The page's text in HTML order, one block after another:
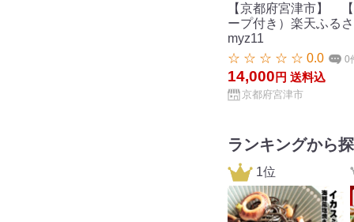
【京都府宮津市】
ープ付き）楽天ふる
myz11
☆ ☆ ☆ ☆ ☆ 0.0
0
14,000 円 送料込
京都府宮津市
ランキングから
1位